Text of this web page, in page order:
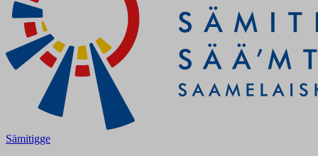
Sämitigge